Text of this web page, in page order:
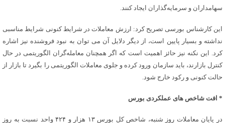
سهامداران و سرمایه‌گذاران ایجاد کنند.
این کارشناس بورسی تصریح کرد: ارزش معاملات در شرایط کنونی شرایط مناسبی
نداشته و بسیار پایین است، از دیگر دلایل آن می توان به نبود فروشنده نیز اشاره
کرد. این نکنه نیز حائز اهمیت است که اگر همچنان معامله‌گران الگوریتمی در حال
کنترل بازارند، باید سازمان ورود کرده و جلوی معاملات الگوریتمی را بگیرد تا بازار از
حالت کنونی و رکود خارج شود.
* افت شاخص های عملکردی بورس
در پایان معاملات روز شنبه، شاخص کل بورس ۱۳ هزار و ۴۲۴ واحد نسبت به روز